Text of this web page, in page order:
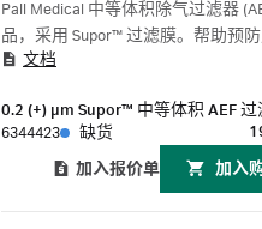
Pall Medical 中等体积除气过滤器
品，采用 Supor™ 过滤膜。帮助预防
儿童和新生儿患者发生空气栓塞。
文档
0.2 (+) μm Supor™ 中等体积 AEF 过
6344423
缺货
加入报价单 加入